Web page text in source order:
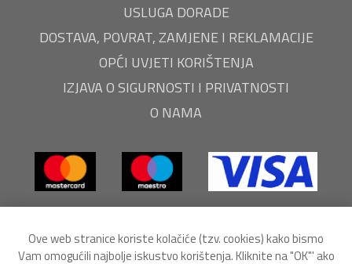
USLUGA DORADE
DOSTAVA, POVRAT, ZAMJENE I REKLAMACIJE
OPĆI UVJETI KORIŠTENJA
IZJAVA O SIGURNOSTI I PRIVATNOSTI
O NAMA
Ove web stranice koriste kolačiće (tzv. cookies) kako bismo
Vam omogućili najbolje iskustvo korištenja. Kliknite na "OK"' ako